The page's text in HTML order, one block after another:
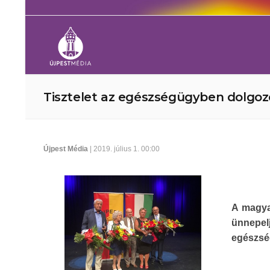
Tisztelet az egészségügyben
Újpest Média | 2019. július 1. 00:00
A